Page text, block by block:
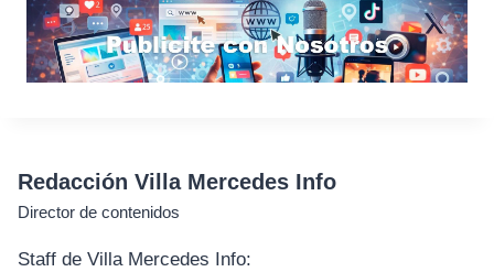
Redacción Villa Mercedes Info
Director de contenidos
Staff de Villa Mercedes Info: